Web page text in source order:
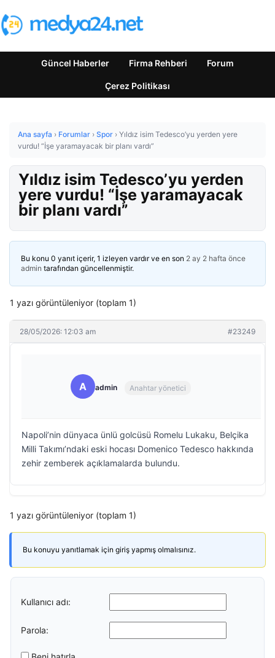
Güncel Haberler Firma Rehberi Forum
Çerez Politikası
Ana sayfa › Forumlar › Spor › Yıldız isim Tedesco’yu yerden yere
vurdu! “İşe yaramayacak bir planı vardı”
Yıldız isim Tedesco’yu yerden
yere vurdu! “İşe yaramayacak
bir planı vardı”
Bu konu 0 yanıt içerir, 1 izleyen vardır ve en son 2 ay 2 hafta önce
admin tarafından güncellenmiştir.
1 yazı görüntüleniyor (toplam 1)
28/05/2026: 12:03 am #23249
A admin Anahtar yönetici
Napoli’nin dünyaca ünlü golcüsü Romelu Lukaku, Belçika
Milli Takımı’ndaki eski hocası Domenico Tedesco hakkında
zehir zemberek açıklamalarda bulundu.
1 yazı görüntüleniyor (toplam 1)
Bu konuyu yanıtlamak için giriş yapmış olmalısınız.
Kullanıcı adı:
Parola: